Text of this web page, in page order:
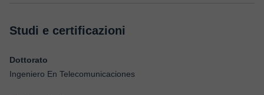
Studi e certificazioni
Dottorato
Ingeniero En Telecomunicaciones